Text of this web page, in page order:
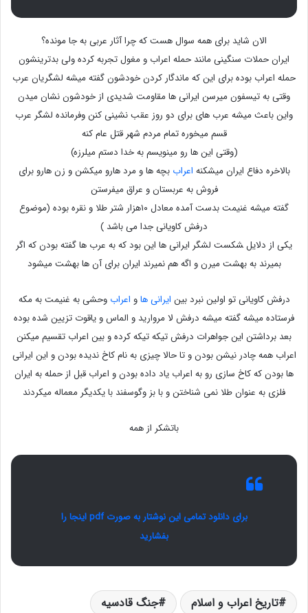
الان شاید برای همه سوال هست که چرا آثار عربی به جا مونده؟
ایران حملات سنگینی مانند حمله اعراب و مغول تجربه کرده ولی بدترینشون
حمله اعراب بوده برای این که ماندگار کردن خودشون گفته میشه لشگریان عرب
وقتی به تیسفون میرسن ایرانی ها مقاومت شدیدی از خودشون نشان میدن
واین باعث میشه عرب های برای دو روز عقب نشینی کنن وفرمانده لشگر عرب
قسم میخوره تمام مردم شهر قتل عام کنه
(وقتی این ها رو مینویسم به خدا دستم میلرزه)
بالاخره دفاع ایران میشکنه اعراب بچه ها و مرد هارو میکشن و زن هارو برای
فروش به عربستان و عراق میفرستن
گفته میشه غنیمت بدست آمده معادل ۱۰هزار شتر طلا و نقره بوده (موضوع
درفش کاویانی جدا می باشد )
یکی از دلایل ‍‍‍‍‍‍‍‍‍‍‍‍‍‍‍‍شکست لشگر ایرانی ها این بود که به عرب ها گفته بودن که اگر
بمیرند به بهشت میرن و اگه هم نمیرند ایران برای آن ها بهشت میشود
درفش کاویانی تو اولین نبرد بین ایرانی هاو اعراب وحشی به غنیمت به مکه
فرستاده میشه گفته میشه درفش لا مروارید و الماس و یاقوت تزیین شده بوده
بعد برداشتن این جواهرات درفش تیکه تیکه کرده و بین اعراب تقسیم میکنن
اعراب همه چادر نیشن بودن و تا حالا چیزی به نام کاخ ندیده بودن و این ایرانی
ها بودن که کاخ سازی رو به اعراب یاد داده بودن و اعراب قبل از حمله به ایران
فلزی به عنوان طلا نمی شناختن و با بز وگوسفند با یکدیگر معماله میکردند
باتشکر از همه
برای دانلود تمامی این نوشتار به صورت pdf اینجا را
بفشارید
تاریخ اعراب و اسلام
جنگ قادسیه